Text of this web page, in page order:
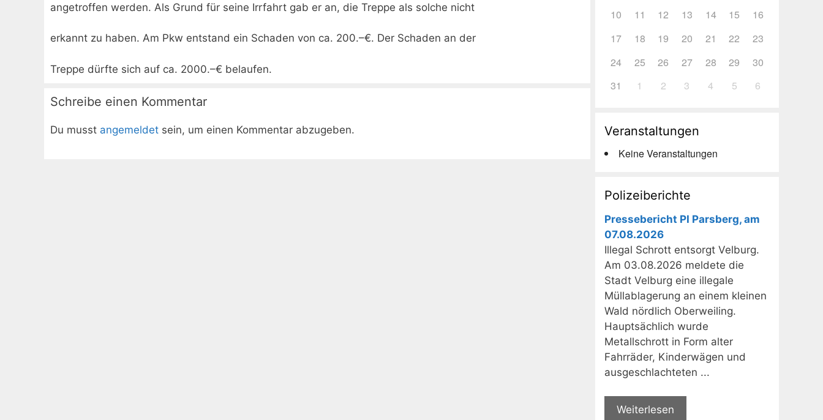
angetroffen werden. Als Grund für seine Irrfahrt gab er an, die Treppe als solche nicht
erkannt zu haben. Am Pkw entstand ein Schaden von ca. 200.–€. Der Schaden an der
Treppe dürfte sich auf ca. 2000.–€ belaufen.
Schreibe einen Kommentar
Du musst angemeldet sein, um einen Kommentar abzugeben.
10
11 12 13 14 15
16
17
18 19 20 21 22
23
24
25 26 27 28 29
30
31
1 2 3 4 5 6
Veranstaltungen
Keine Veranstaltungen
Polizeiberichte
Pressebericht PI Parsberg, am
07.08.2026
Illegal Schrott entsorgt Velburg.
Am 03.08.2026 meldete die
Stadt Velburg eine illegale
Müllablagerung an einem kleinen
Wald nördlich Oberweiling.
Hauptsächlich wurde
Metallschrott in Form alter
Fahrräder, Kinderwägen und
ausgeschlachteten ...
Weiterlesen